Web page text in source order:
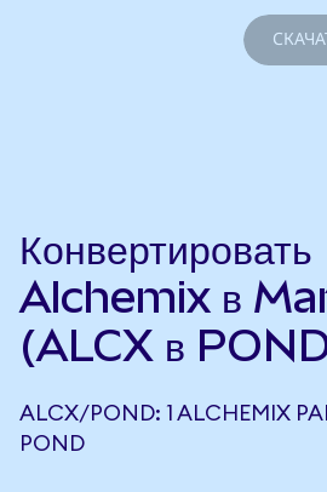
Конвертировать
Alchemix в
(ALCX в
ALCX/POND: 1 ALCHEMIX
POND